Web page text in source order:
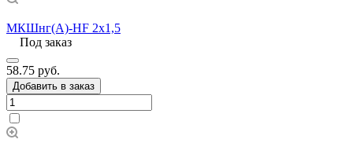
МКШнг(А)-HF 2х1,5
Под заказ
58.75 руб.
Добавить в заказ